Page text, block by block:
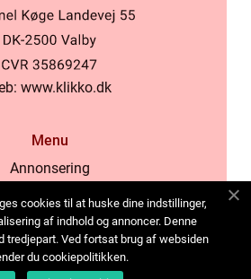
www.klikko.dk
Menu
Annonsering
Cookies
Kontakta oss
Sitemap
cookies til at huske dine indstillinger,
af indhold og annoncer. Denne
tredjepart. Ved fortsat brug af websiden
du cookiepolitikken.